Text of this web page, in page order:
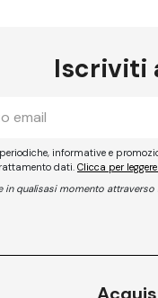
Iscriviti
informative e
dati. Clicca per
in qualisasi momento